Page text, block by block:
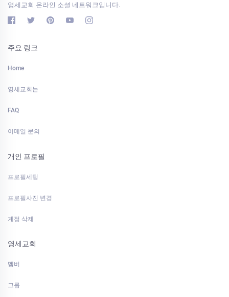
영세교회 온라인 소셜 네트워크입니다.
주요 링크
Home
영세교회는
FAQ
이메일 문의
개인 프로필
프로필세팅
프로필사진 변경
계정 삭제
영세교회
멤버
그룹